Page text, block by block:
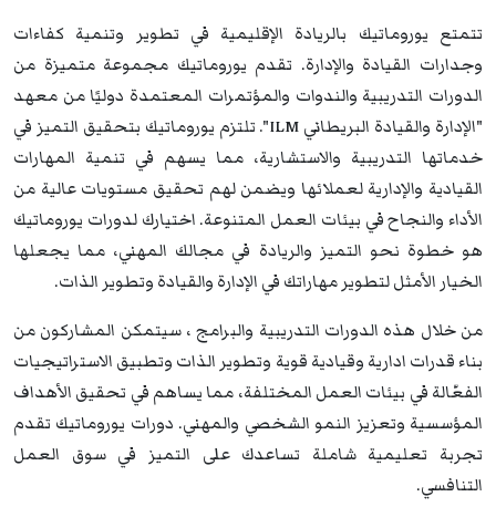
تتمتع يوروماتيك بالريادة الإقليمية في تطوير وتنمية كفاءات
وجدارات القيادة والإدارة. تقدم يوروماتيك مجموعة متميزة من
الدورات التدريبية والندوات والمؤتمرات المعتمدة دوليًا من معهد
"الإدارة والقيادة البريطاني ILM". تلتزم يوروماتيك بتحقيق التميز في
خدماتها التدريبية والاستشارية، مما يسهم في تنمية المهارات
القيادية والإدارية لعملائها ويضمن لهم تحقيق مستويات عالية من
الأداء والنجاح في بيئات العمل المتنوعة. اختيارك لدورات يوروماتيك
هو خطوة نحو التميز والريادة في مجالك المهني، مما يجعلها
الخيار الأمثل لتطوير مهاراتك في الإدارة والقيادة وتطوير الذات.
من خلال هذه الدورات التدريبية والبرامج ، سيتمكن المشاركون من
بناء قدرات ادارية وقيادية قوية وتطوير الذات وتطبيق الاستراتيجيات
الفعّالة في بيئات العمل المختلفة، مما يساهم في تحقيق الأهداف
المؤسسية وتعزيز النمو الشخصي والمهني. دورات يوروماتيك تقدم
تجربة تعليمية شاملة تساعدك على التميز في سوق العمل
التنافسي.